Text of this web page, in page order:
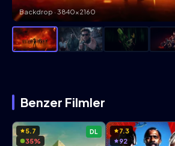
Backdrop · 3840×2160
Benzer Filmler
DL
5.7
35%
7.3
92